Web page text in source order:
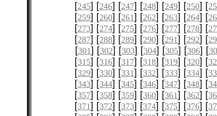
[245] [246] [247] [248] [249] [250] [
[259] [260] [261] [262] [263] [264] [
[273] [274] [275] [276] [277] [278] [
[287] [288] [289] [290] [291] [292] [
[301] [302] [303] [304] [305] [306] [
[315] [316] [317] [318] [319] [320] [
[329] [330] [331] [332] [333] [334] [
[343] [344] [345] [346] [347] [348] [
[357] [358] [359] [360] [361] [362] [
[371] [372] [373] [374] [375] [376] [